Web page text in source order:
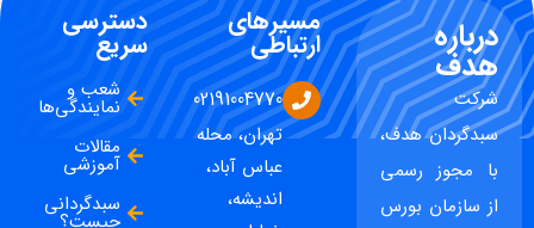
درباره
هدف
شرکت
سبدگردان هدف،
با مجوز رسمی
از سازمان بورس
مسیرهای
ارتباطی
02191004770
تهران، محله
عباس آباد،
اندیشه،
دسترسی
سریع
شعب و
نمایندگی‌ها
مقالات
آموزشی
سبدگردانی
چیست؟